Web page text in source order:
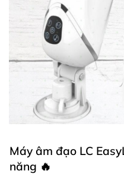
Máy âm đạo LC
năng 🔥